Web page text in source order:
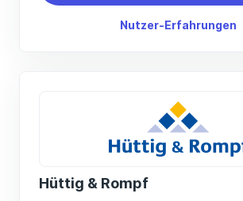
Nutzer-Erfahrungen
Hüttig & Rompf